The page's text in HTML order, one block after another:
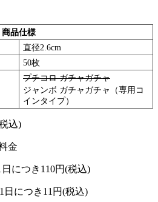
商品仕様
直径2.6cm
50枚
プチコロ ガチャガチャ
ジャンボ ガチャガチャ（専用コ
インタイプ）
込)
金
につき 110円(税込)
日につき 11円(税込)